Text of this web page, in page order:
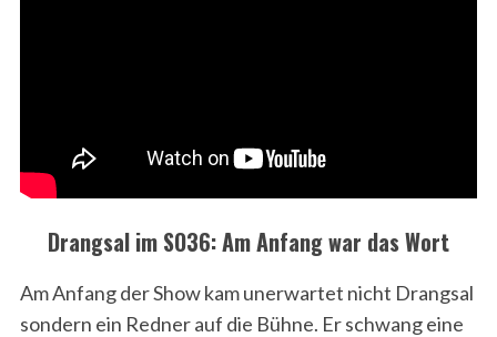
Drangsal im SO36: Am Anfang war das Wort
Am Anfang der Show kam unerwartet nicht Drangsal
sondern ein Redner auf die Bühne. Er schwang eine